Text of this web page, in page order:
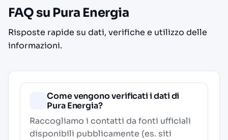
FAQ su Pura Energia
Risposte rapide su dati, verifiche e utilizzo delle
informazioni.
Come vengono verificati i dati di
Pura Energia?
Raccogliamo i contatti da fonti ufficiali
disponibili pubblicamente (es. siti